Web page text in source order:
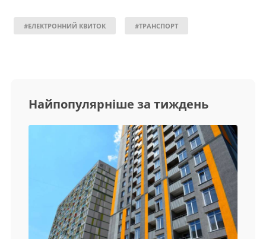
#ЕЛЕКТРОННИЙ КВИТОК #ТРАНСПОРТ
Найпопулярніше за тиждень